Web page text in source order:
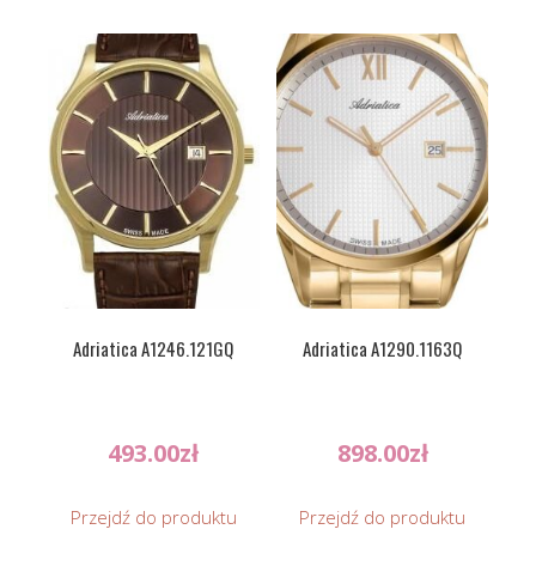
Adriatica A1246.121GQ
493.00zł
Przejdź do produktu
Adriatica A1290.1163Q
898.00zł
Przejdź do produktu